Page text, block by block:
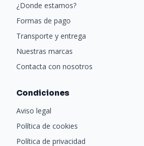
¿Donde estamos?
Formas de pago
Transporte y entrega
Nuestras marcas
Contacta con nosotros
Condiciones
Aviso legal
Política de cookies
Política de privacidad